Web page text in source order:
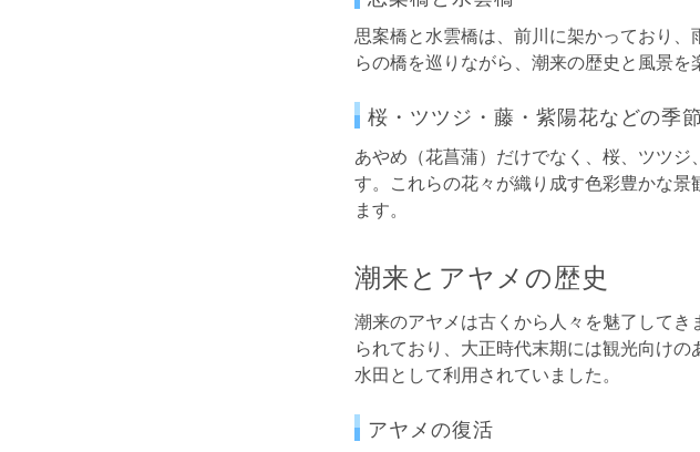
思案橋と水雲橋は、前川に架かっており
らの橋を巡りながら、潮来の歴史と風景を
桜・ツツジ・藤・紫陽花などの季
あやめ（花菖蒲）だけでなく、桜、ツツ
す。これらの花々が織り成す色彩豊かな
ます。
潮来とアヤメの歴史
潮来のアヤメは古くから人々を魅了して
られており、大正時代末期には観光向け
水田として利用されていました。
アヤメの復活